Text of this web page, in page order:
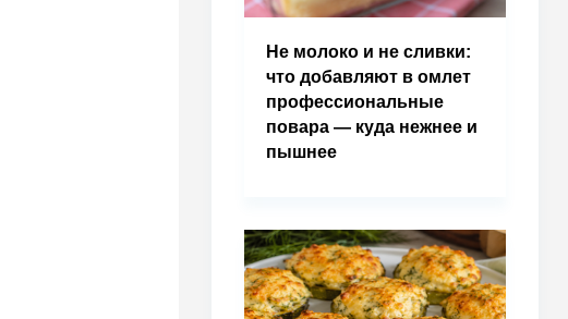
Не молоко и не сливки:
что добавляют в омлет
профессиональные
повара — куда нежнее и
пышнее